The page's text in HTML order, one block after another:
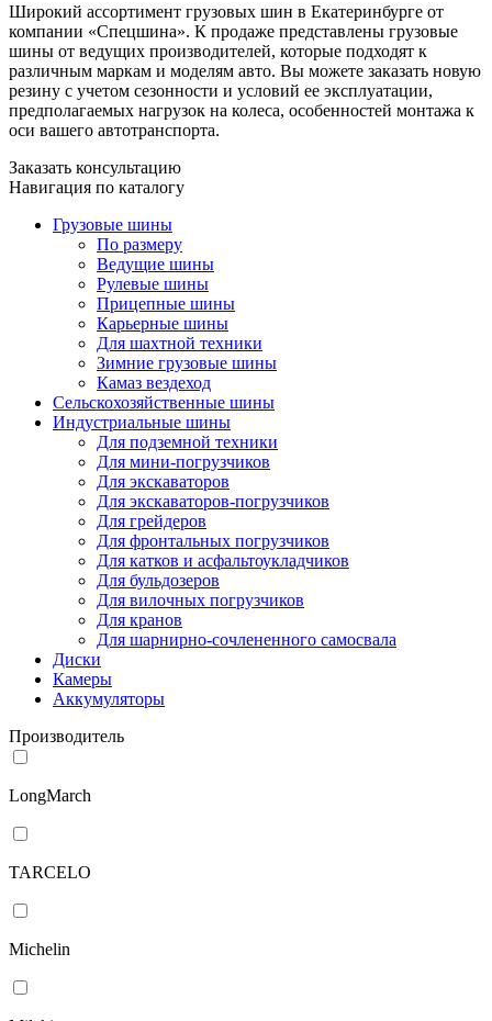
Широкий ассортимент грузовых шин в Екатеринбурге от
компании «Спецшина». К продаже представлены грузовые
шины от ведущих производителей, которые подходят к
различным маркам и моделям авто. Вы можете заказать новую
резину с учетом сезонности и условий ее эксплуатации,
предполагаемых нагрузок на колеса, особенностей монтажа к
оси вашего автотранспорта.
Заказать консультацию
Навигация по каталогу
Грузовые шины
По размеру
Ведущие шины
Рулевые шины
Прицепные шины
Карьерные шины
Для шахтной техники
Зимние грузовые шины
Камаз вездеход
Сельскохозяйственные шины
Индустриальные шины
Для подземной техники
Для мини-погрузчиков
Для экскаваторов
Для экскаваторов-погрузчиков
Для грейдеров
Для фронтальных погрузчиков
Для катков и асфальтоукладчиков
Для бульдозеров
Для вилочных погрузчиков
Для кранов
Для шарнирно-сочлененного самосвала
Диски
Камеры
Аккумуляторы
Производитель
LongMarch
TARCELO
Michelin